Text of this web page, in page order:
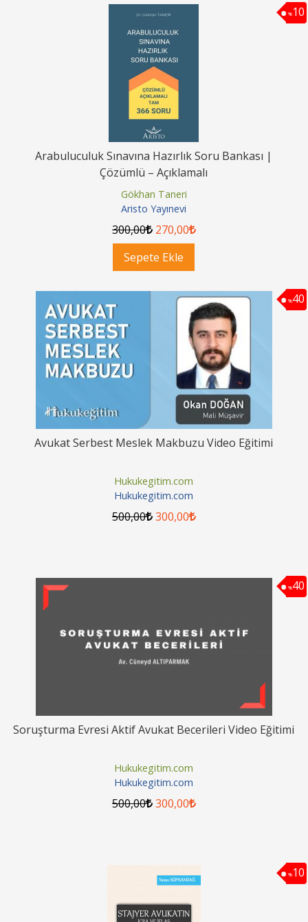
%10
Arabuluculuk Sınavına Hazırlık Soru Bankası |
Çözümlü – Açıklamalı
Gökhan Taneri
Aristo Yayınevi
300,00 270,00
Sepete Ekle
%40
Avukat Serbest Meslek Makbuzu Video Eğitimi
Hukukegitim.com
Hukukegitim.com
500,00 300,00
%40
Soruşturma Evresi Aktif Avukat Becerileri Video Eğitimi
Hukukegitim.com
Hukukegitim.com
500,00 300,00
%10